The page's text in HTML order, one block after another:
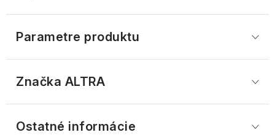
Parametre produktu
Značka ALTRA
Ostatné informácie